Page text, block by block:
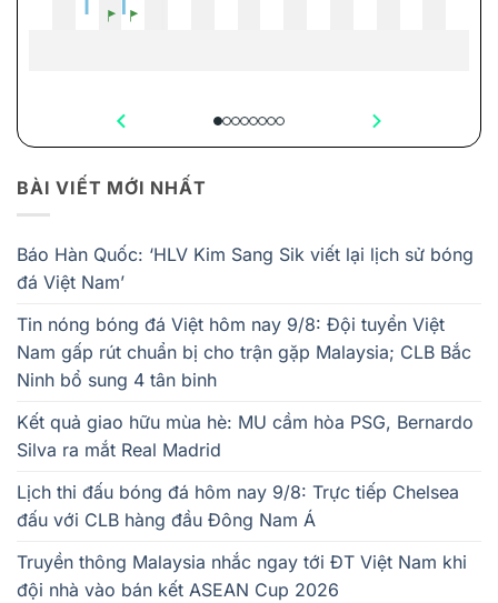
BÀI VIẾT MỚI NHẤT
Báo Hàn Quốc: ‘HLV Kim Sang Sik viết lại lịch sử bóng
đá Việt Nam’
Tin nóng bóng đá Việt hôm nay 9/8: Đội tuyển Việt
Nam gấp rút chuẩn bị cho trận gặp Malaysia; CLB Bắc
Ninh bổ sung 4 tân binh
Kết quả giao hữu mùa hè: MU cầm hòa PSG, Bernardo
Silva ra mắt Real Madrid
Lịch thi đấu bóng đá hôm nay 9/8: Trực tiếp Chelsea
đấu với CLB hàng đầu Đông Nam Á
Truyền thông Malaysia nhắc ngay tới ĐT Việt Nam khi
đội nhà vào bán kết ASEAN Cup 2026